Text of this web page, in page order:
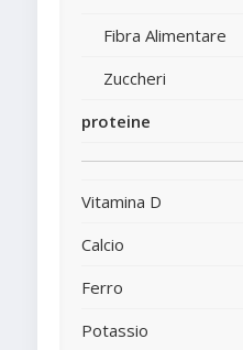
Fibra Alimentare
Zuccheri
proteine
Vitamina D
Calcio
Ferro
Potassio